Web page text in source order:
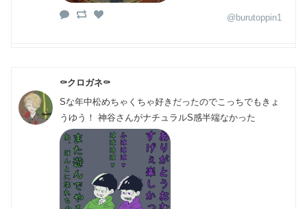
@burutoppin1
⚰️クロガネ⚰️
Sな年中松めちゃくちゃ好きだったのでこっちでもきょ
うゆう！ 神谷さんがナチュラルS感半端なかった